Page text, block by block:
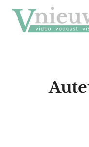
naar
inhoud